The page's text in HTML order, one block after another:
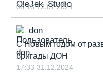
08:18 12.07.2021
don
С Новым годом от
бригады ДОН
17:33 31.12.2024